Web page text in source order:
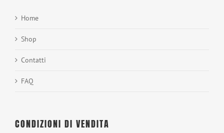
Home
Shop
Contatti
FAQ
CONDIZIONI DI VENDITA